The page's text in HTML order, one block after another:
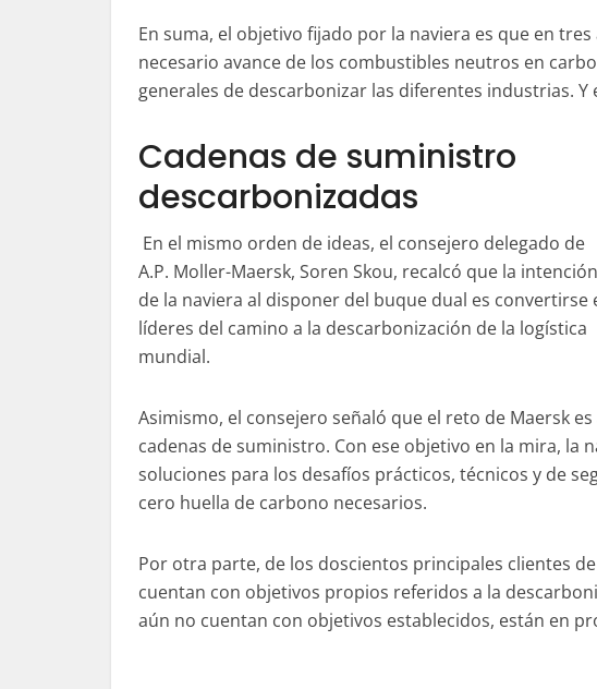
En suma, el objetivo fijado por la naviera es que en
necesario avance de los combustibles neutros en
generales de descarbonizar las diferentes industrias.
Cadenas de suministro
descarbonizadas
En el mismo orden de ideas, el consejero delegado de
A.P. Moller-Maersk, Soren Skou, recalcó que la intención
de la naviera al disponer del buque dual es convertirse
líderes del camino a la descarbonización de la logística
mundial.
Asimismo, el consejero señaló que el reto de Maersk
cadenas de suministro. Con ese objetivo en la mira, la
soluciones para los desafíos prácticos, técnicos y de
cero huella de carbono necesarios.
Por otra parte, de los doscientos principales clientes
cuentan con objetivos propios referidos a la
aún no cuentan con objetivos establecidos, están en